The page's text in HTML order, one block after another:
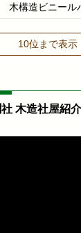
木構造ビニール
10位まで表示
木造社屋紹